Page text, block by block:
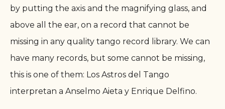
by putting the axis and the magnifying glass, and
above all the ear, on a record that cannot be
missing in any quality tango record library. We can
have many records, but some cannot be missing,
this is one of them: Los Astros del Tango
interpretan a Anselmo Aieta y Enrique Delfino.